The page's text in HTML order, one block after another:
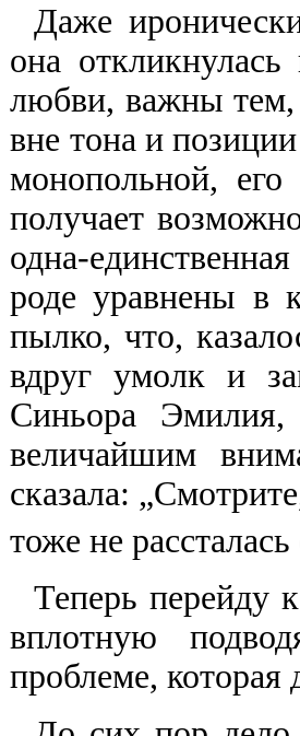
Даже
она
любви, важны тем,
вне тона и
монопольной, его
получает
одна-
роде уравнены в
пылко, что,
вдруг умолк и
Синьора
величайшим
сказала:
тоже не
Теперь перейду
вплотную
проблеме, которая